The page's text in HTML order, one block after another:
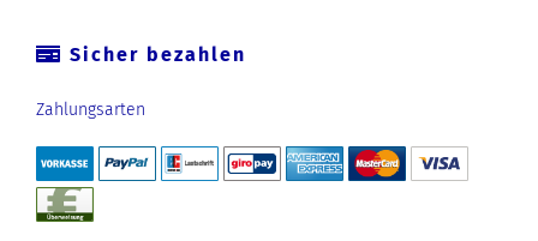
Sicher bezahlen
Zahlungsarten